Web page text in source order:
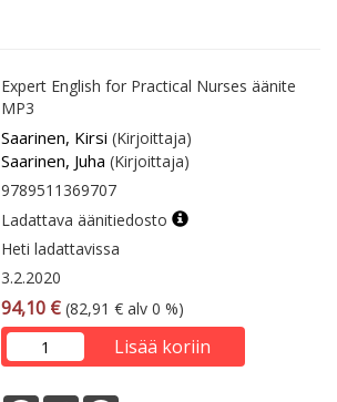
Expert English for Practical Nurses äänite
MP3
Saarinen, Kirsi (Kirjoittaja)
Saarinen, Juha (Kirjoittaja)
9789511369707
Ladattava äänitiedosto
Heti ladattavissa
3.2.2020
94,10 € (82,91 € alv 0 %)
Lisää koriin